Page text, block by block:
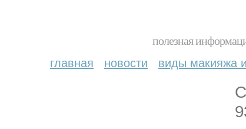
полезная
главная новости виды макияжа